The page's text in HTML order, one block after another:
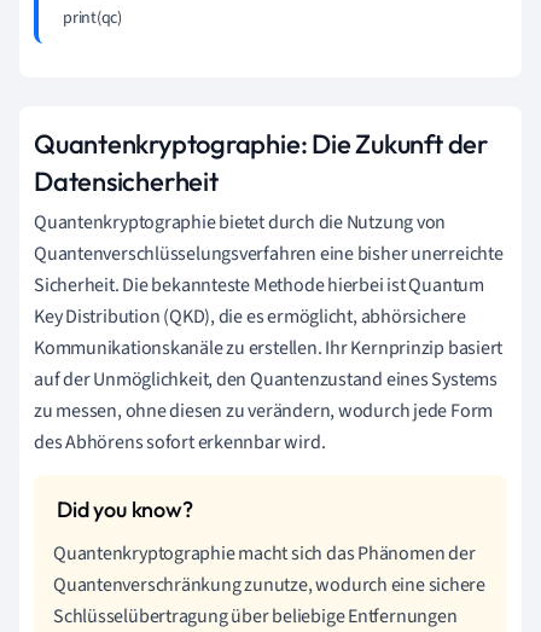
print(qc)
Quantenkryptographie: Die Zukunft der
Datensicherheit
Quantenkryptographie bietet durch die Nutzung von
Quantenverschlüsselungsverfahren eine bisher unerreichte
Sicherheit. Die bekannteste Methode hierbei ist Quantum
Key Distribution (QKD), die es ermöglicht, abhörsichere
Kommunikationskanäle zu erstellen. Ihr Kernprinzip basiert
auf der Unmöglichkeit, den Quantenzustand eines Systems
zu messen, ohne diesen zu verändern, wodurch jede Form
des Abhörens sofort erkennbar wird.
Quantenkryptographie macht sich das Phänomen der
Quantenverschränkung zunutze, wodurch eine sichere
Schlüsselübertragung über beliebige Entfernungen